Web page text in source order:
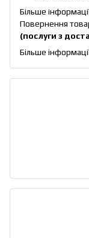
Більше
Повернення
(послуги з
Більше